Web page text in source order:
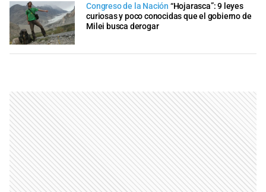
Congreso de la Nación “Hojarasca”: 9 leyes
curiosas y poco conocidas que el gobierno de
Milei busca derogar